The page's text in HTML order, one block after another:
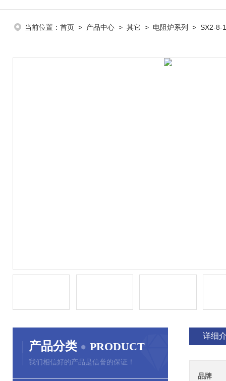
当前位置： 首页 > 产品中心 > 其它 > 电阻炉系列 > SX2-8-
产品分类 PRODUCT
我们相信好的产品是信誉的保证！
详细
品牌